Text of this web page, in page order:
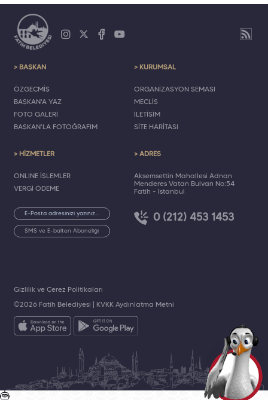
> BAŞKAN
ÖZGEÇMİŞ
BAŞKAN'A YAZ
FOTO GALERİ
BAŞKAN'LA FOTOĞRAFIM
> KURUMSAL
ORGANİZASYON ŞEMASI
MECLİS
İLETİŞİM
SİTE HARİTASI
> HİZMETLER
ONLINE İŞLEMLER
VERGİ ÖDEME
SMS ve E-bülten Aboneliği
> ADRES
Akşemsettin Mahallesi Adnan
Menderes Vatan Bulvarı No:54
Fatih - İstanbul
0 (212) 453 1453
©2026 Fatih Belediyesi | KVKK Aydınlatma Metni
Gizlilik ve Çerez Politikaları